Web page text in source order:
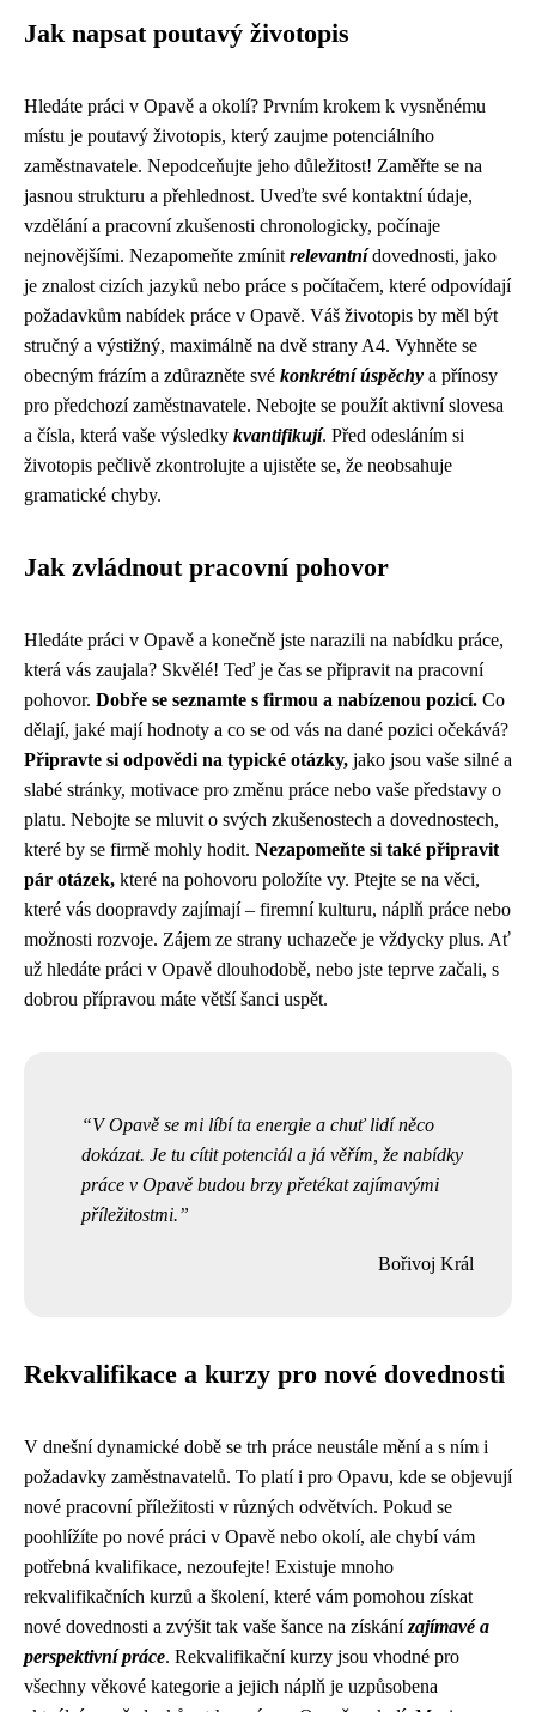
Jak napsat poutavý životopis
Hledáte práci v Opavě a okolí? Prvním krokem k vysněnému
místu je poutavý životopis, který zaujme potenciálního
zaměstnavatele. Nepodceňujte jeho důležitost! Zaměřte se na
jasnou strukturu a přehlednost. Uveďte své kontaktní údaje,
vzdělání a pracovní zkušenosti chronologicky, počínaje
nejnovějšími. Nezapomeňte zmínit relevantnídovednosti, jako
je znalost cizích jazyků nebo práce s počítačem, které odpovídají
požadavkům nabídek práce v Opavě. Váš životopis by měl být
stručný a výstižný, maximálně na dvě strany A4. Vyhněte se
obecným frázím a zdůrazněte své konkrétní úspěchy a přínosy
pro předchozí zaměstnavatele. Nebojte se použít aktivní slovesa
a čísla, která vaše výsledky kvantifikují. Před odesláním si
životopis pečlivě zkontrolujte a ujistěte se, že neobsahuje
gramatické chyby.
Jak zvládnout pracovní pohovor
Hledáte práci v Opavě a konečně jste narazili na nabídku práce,
která vás zaujala? Skvělé! Teď je čas se připravit na pracovní
pohovor. Dobře se seznamte s firmou a nabízenou pozicí. Co
dělají, jaké mají hodnoty a co se od vás na dané pozici očekává?
Připravte si odpovědi na typické otázky, jako jsou vaše silné a
slabé stránky, motivace pro změnu práce nebo vaše představy o
platu. Nebojte se mluvit o svých zkušenostech a dovednostech,
které by se firmě mohly hodit. Nezapomeňte si také připravit
pár otázek, které na pohovoru položíte vy. Ptejte se na věci,
které vás doopravdy zajímají – firemní kulturu, náplň práce nebo
možnosti rozvoje. Zájem ze strany uchazeče je vždycky plus. Ať
už hledáte práci v Opavě dlouhodobě, nebo jste teprve začali, s
dobrou přípravou máte větší šanci uspět.
V Opavě se mi líbí ta energie a chuť lidí něco
dokázat. Je tu cítit potenciál a já věřím, že nabídky
práce v Opavě budou brzy přetékat zajímavými
příležitostmi.
Bořivoj Král
Rekvalifikace a kurzy pro nové dovednosti
V dnešní dynamické době se trh práce neustále mění a s ním i
požadavky zaměstnavatelů. To platí i pro Opavu, kde se objevují
nové pracovní příležitosti v různých odvětvích. Pokud se
poohlížíte po nové práci v Opavě nebo okolí, ale chybí vám
potřebná kvalifikace, nezoufejte! Existuje mnoho
rekvalifikačních kurzů a školení, které vám pomohou získat
nové dovednosti a zvýšit tak vaše šance na získánízajímavé a
perspektivní práce. Rekvalifikační kurzy jsou vhodné pro
všechny věkové kategorie a jejich náplň je uzpůsobena